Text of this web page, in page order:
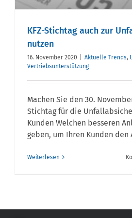
KFZ-Stichtag auch zur
nutzen
16. November 2020 Aktuelle Trends,
Vertriebsunterstützung
Machen Sie den 30.
Stichtag für die
Kunden Welchen besseren
geben, um Ihren Kunden den
Weiterlesen